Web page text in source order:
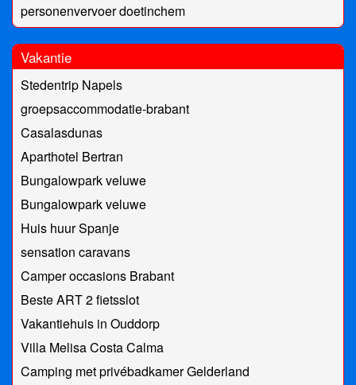
personenvervoer doetinchem
Vakantie
Stedentrip Napels
groepsaccommodatie-brabant
Casalasdunas
Aparthotel Bertran
Bungalowpark veluwe
Bungalowpark veluwe
Huis huur Spanje
sensation caravans
Camper occasions Brabant
Beste ART 2 fietsslot
Vakantiehuis in Ouddorp
Villa Melisa Costa Calma
Camping met privébadkamer Gelderland